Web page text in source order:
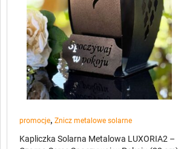
promocje, Znicz metalowe solarne
Kapliczka Solarna Metalowa LUXORIA2 –